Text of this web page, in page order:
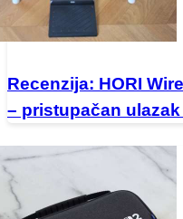
Recenzija: HORI
– pristupačan